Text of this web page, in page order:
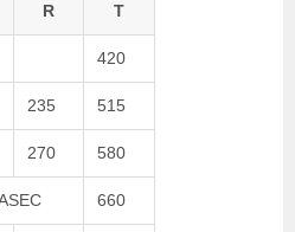
R T
420
235 515
270 580
660